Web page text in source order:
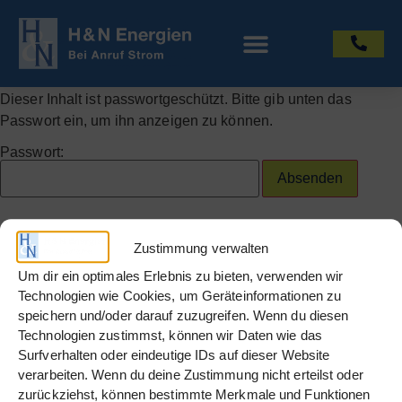
Zustimmung verwalten
Um dir ein optimales Erlebnis zu bieten, verwenden wir
Technologien wie Cookies, um Geräteinformationen zu
speichern und/oder darauf zuzugreifen. Wenn du diesen
Technologien zustimmst, können wir Daten wie das
Surfverhalten oder eindeutige IDs auf dieser Website
verarbeiten. Wenn du deine Zustimmung nicht erteilst oder
zurückziehst, können bestimmte Merkmale und Funktionen
Dieser Inhalt ist passwortgeschützt. Bitte gib unten das
Passwort ein, um ihn anzeigen zu können.
Passwort: